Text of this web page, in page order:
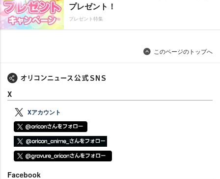
プレゼント！
プレゼント特集
このページのトップへ
X
Xアカウント
Facebook